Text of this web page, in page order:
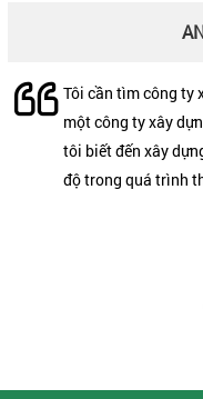
Tôi cần tìm công ty
một công ty xây
tôi biết đến xây
độ trong quá trình
Tôi xin gửi lời cảm
xây dựng Nam Tín
nhà thật tuyệt. Tôi
chuyên nghiệp của